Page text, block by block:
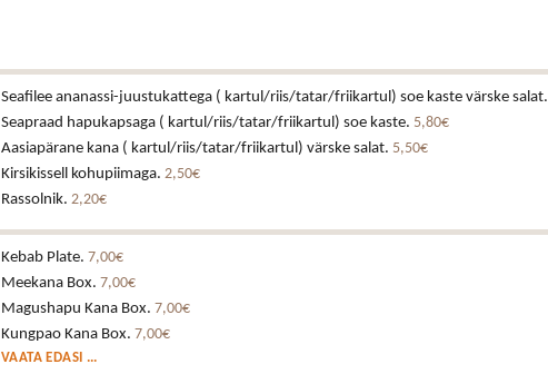
Seafilee ananassi-juustukattega ( kartul/riis/tatar/friikartul) soe kaste värske salat.
Seapraad hapukapsaga ( kartul/riis/tatar/friikartul) soe kaste. 5,80€
Aasiapärane kana ( kartul/riis/tatar/friikartul) värske salat. 5,50€
Kirsikissell kohupiimaga. 2,50€
Rassolnik. 2,20€
Kebab Plate. 7,00€
Meekana Box. 7,00€
Magushapu Kana Box. 7,00€
Kungpao Kana Box. 7,00€
VAATA EDASI ...